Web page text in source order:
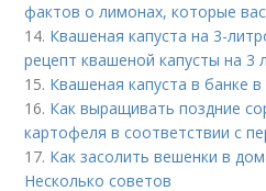
фактов о лимонах, которые
14. Квашеная капуста на 3-
рецепт квашеной капусты на 3
15. Квашеная капуста в банке
16. Как выращивать поздние
картофеля в соответствии с
17. Как засолить вешенки в
Несколько советов